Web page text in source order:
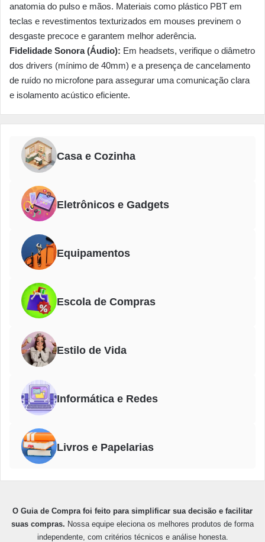
anatomia do pulso e mãos. Materiais como plástico PBT em
teclas e revestimentos texturizados em mouses previnem o
desgaste precoce e garantem melhor aderência.
Fidelidade Sonora (Áudio): Em headsets, verifique o diâmetro
dos drivers (mínimo de 40mm) e a presença de cancelamento
de ruído no microfone para assegurar uma comunicação clara
e isolamento acústico eficiente.
Casa e Cozinha
Eletrônicos e Gadgets
Equipamentos
Escola de Compras
Estilo de Vida
Informática e Redes
Livros e Papelarias
O Guia de Compra foi feito para simplificar sua decisão e facilitar
suas compras. Nossa equipe eleciona os melhores produtos de forma
independente, com critérios técnicos e análise honesta.